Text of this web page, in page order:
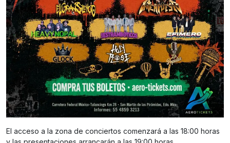
El acceso a la zona de conciertos comenzará a las 18:00 horas